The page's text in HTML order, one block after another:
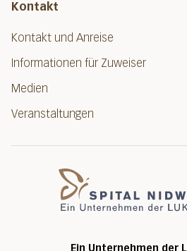
Kontakt
Kontakt und Anreise
Informationen für Zuweiser
Medien
Veranstaltungen
Ein Unternehmen der